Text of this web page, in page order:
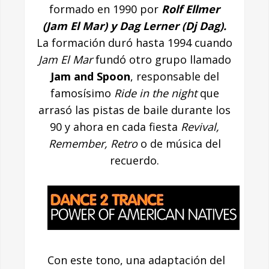
formado en 1990 por Rolf Ellmer
(Jam El Mar) y Dag Lerner (Dj Dag).
La formación duró hasta 1994 cuando
Jam El Marfundó otro grupo llamado
Jam and Spoon, responsable del
famosísimo Ride in the nightque
arrasó las pistas de baile durante los
90 y ahora en cada fiesta Revival,
Remember, Retroo de música del
recuerdo.
Con este tono, una adaptación del